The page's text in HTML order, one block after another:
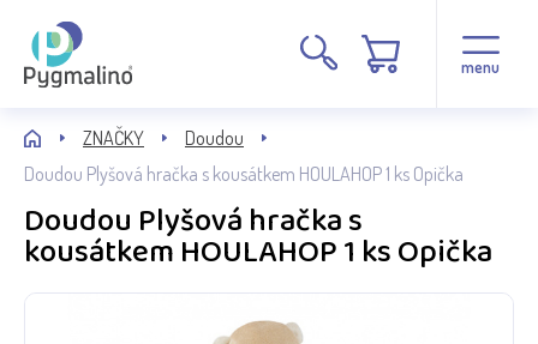
menu
ZNAČKY
Doudou
Doudou Plyšová hračka s kousátkem HOULAHOP 1 ks Opička
Doudou Plyšová hračka s
kousátkem HOULAHOP 1 ks Opička